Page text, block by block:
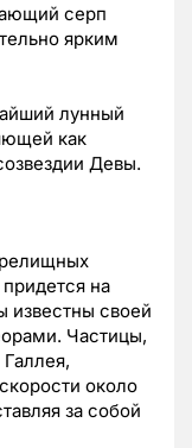
серп
ярким
лунный
как
Девы.
на
известны своей
Частицы,
около
за собой